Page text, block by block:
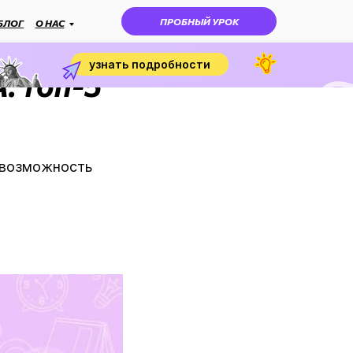
ПРОБНЫЙ УРОК
О НАС
узнать подробности
топ-5